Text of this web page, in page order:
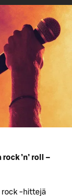
’n’ roll –
rock -hittejä